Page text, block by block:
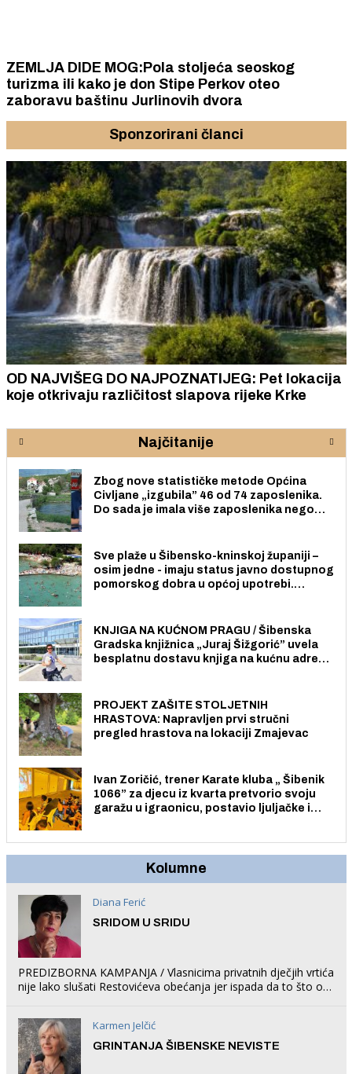
ZEMLJA DIDE MOG:Pola stoljeća seoskog
turizma ili kako je don Stipe Perkov oteo
zaboravu baštinu Jurlinovih dvora
Sponzorirani članci
OD NAJVIŠEG DO NAJPOZNATIJEG: Pet lokacija
koje otkrivaju različitost slapova rijeke Krke
Najčitanije
Zbog nove statističke metode Općina
Civljane „izgubila” 46 od 74 zaposlenika.
Do sada je imala više zaposlenika nego
Sve plaže u Šibensko-kninskoj županiji –
osim jedne - imaju status javno dostupnog
pomorskog dobra u općoj upotrebi.
KNJIGA NA KUĆNOM PRAGU / Šibenska
Gradska knjižnica „Juraj Šižgorić” uvela
besplatnu dostavu knjiga na kućnu adresu
PROJEKT ZAŠITE STOLJETNIH
HRASTOVA: Napravljen prvi stručni
pregled hrastova na lokaciji Zmajevac
Ivan Zoričić, trener Karate kluba „ Šibenik
1066” za djecu iz kvarta pretvorio svoju
garažu u igraonicu, postavio ljuljačke i
Kolumne
Diana Ferić
SRIDOM U SRIDU
PREDIZBORNA KAMPANJA / Vlasnicima privatnih dječjih vrtića
nije lako slušati Restovićeva obećanja jer ispada da to što oni
Karmen Jelčić
GRINTANJA ŠIBENSKE NEVISTE